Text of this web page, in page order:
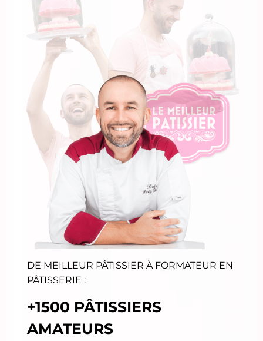
DE MEILLEUR PÂTISSIER À FORMATEUR EN
PÂTISSERIE :
+1500 PÂTISSIERS
AMATEURS